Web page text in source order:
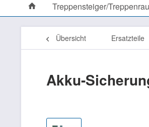
Treppensteiger/
Übersicht Ersatzteile
Akku-